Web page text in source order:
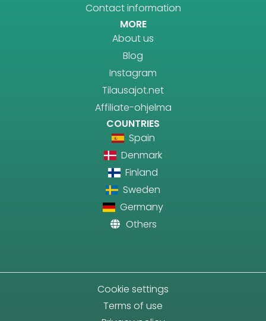
Contact information
MORE
About us
Blog
Instagram
Tilausajot.net
Affiliate-ohjelma
COUNTRIES
Spain
Denmark
Finland
Sweden
Germany
Others
Cookie settings
Terms of use